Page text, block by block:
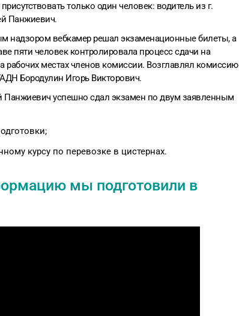
только один человек: водитель из г.
Панжиевич.
надзором вебкамер решал экзаменационные билеты, а
пяти человек контролировала процесс сдачи на
рабочих местах членов комиссии. Возглавлял комиссию
Бородулин Игорь Викторович.
Панжиевич успешно сдал экзамен по двум заявленным
курсу по перевозке в цистернах.
мы подготовили в